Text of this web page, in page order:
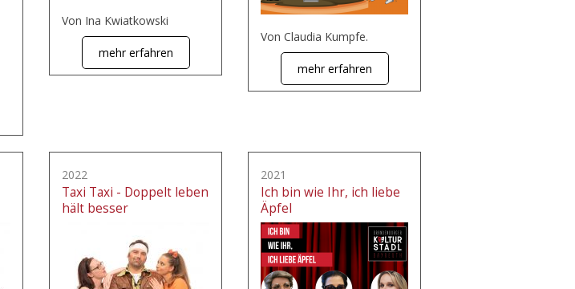
Von Ina Kwiatkowski
mehr erfahren
Von Claudia Kumpfe.
mehr erfahren
2022
Taxi Taxi - Doppelt leben
hält besser
2021
Ich bin wie Ihr, ich liebe
Äpfel